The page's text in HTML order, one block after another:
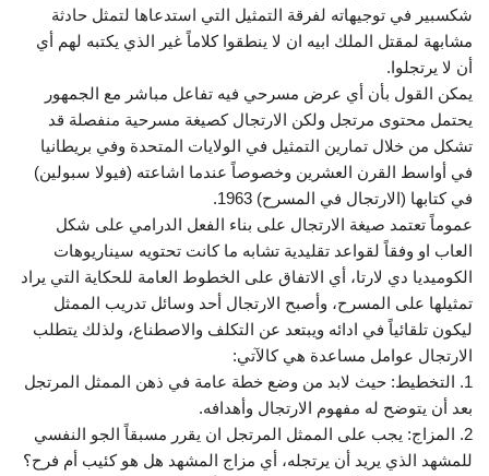
شكسبير في توجيهاته لفرقة التمثيل التي استدعاها لتمثل حادثة
مشابهة لمقتل الملك ابيه ان لا ينطقوا كلاماً غير الذي يكتبه لهم أي
أن لا يرتجلوا.
يمكن القول بأن أي عرض مسرحي فيه تفاعل مباشر مع الجمهور
يحتمل محتوى مرتجل ولكن الارتجال كصيغة مسرحية منفصلة قد
تشكل من خلال تمارين التمثيل في الولايات المتحدة وفي بريطانيا
في أواسط القرن العشرين وخصوصاً عندما اشاعته (فيولا سبولين)
في كتابها (الارتجال في المسرح) 1963.
عموماً تعتمد صيغة الارتجال على بناء الفعل الدرامي على شكل
العاب او وفقاً لقواعد تقليدية تشابه ما كانت تحتويه سيناريوهات
الكوميديا دي لارتا، أي الاتفاق على الخطوط العامة للحكاية التي يراد
تمثيلها على المسرح، وأصبح الارتجال أحد وسائل تدريب الممثل
ليكون تلقائياً في ادائه ويبتعد عن التكلف والاصطناع، ولذلك يتطلب
الارتجال عوامل مساعدة هي كالآتي:
1. التخطيط: حيث لابد من وضع خطة عامة في ذهن الممثل المرتجل
بعد أن يتوضح له مفهوم الارتجال وأهدافه.
2. المزاج: يجب على الممثل المرتجل ان يقرر مسبقاً الجو النفسي
للمشهد الذي يريد أن يرتجله، أي مزاج المشهد هل هو كئيب أم فرح؟